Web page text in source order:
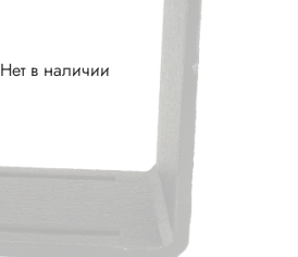
Нет в наличии